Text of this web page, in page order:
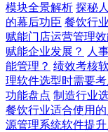
模块全景解析 探秘
的幕后功臣 餐饮行
赋能门店运营管理
赋能企业发展？
人
能管理？ 绩效考核
理软件选型时需要
功能盘点 制造行业
餐饮行业适合使用
源管理系统软件提升